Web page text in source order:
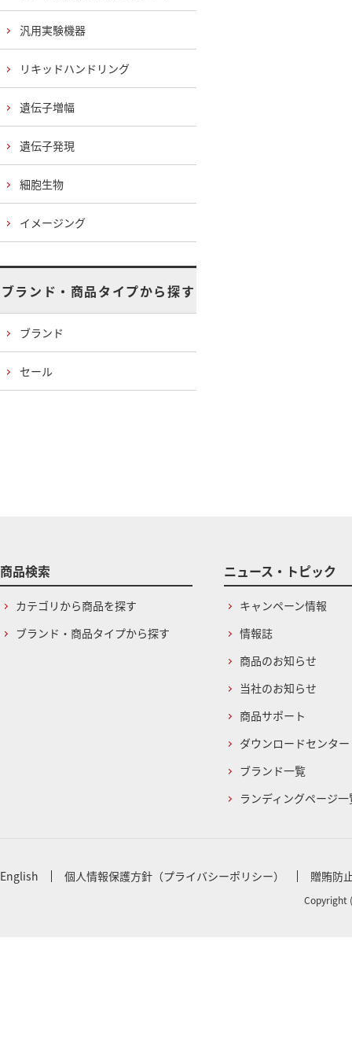
汎用実験機器
リキッドハンドリング
遺伝子増幅
遺伝子発現
細胞生物
イメージング
ブランド・商品タイプから探す
ブランド
セール
商品検索
カテゴリから商品を探す
ブランド・商品タイプから探す
ニュース・トピック
キャンペーン情報
情報誌
商品のお知らせ
当社のお知らせ
商品サポート
ダウンロードセンター
ブランド一覧
ランディングページ一
English 個人情報保護方針（プライバシーポリシー） 贈賄防
Copyright